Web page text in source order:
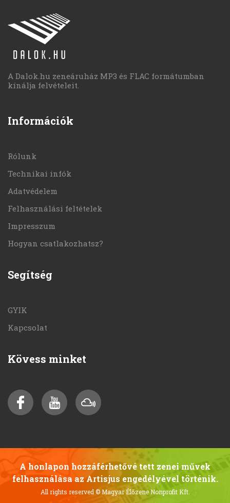
A Dalok.hu zeneáruház MP3 és FLAC formátumban
kínálja felvételeit.
Információk
Rólunk
Technikai infók
Adatvédelem
Felhasználási feltételek
Impresszum
Hogyan csatlakozhatsz?
Segítség
GYIK
Kapcsolat
Kövess minket
A honlapon hozzáférhetővé tett zenei művek
felhasználása az Artisjus engedélyével történik.
All rights reserved© Magyar Élőzene Nonprofit Kft.